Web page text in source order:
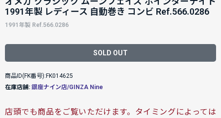
1991年製 レディース 自動巻き コンビ Ref.566.0286
1991年製 Ref.566.0286
SOLD OUT
商品ID(FK番号):FK014625
在庫店舗: 銀座ナイン店/GINZA Nine
店頭でも商品をご覧いただけます。タイミングによっては